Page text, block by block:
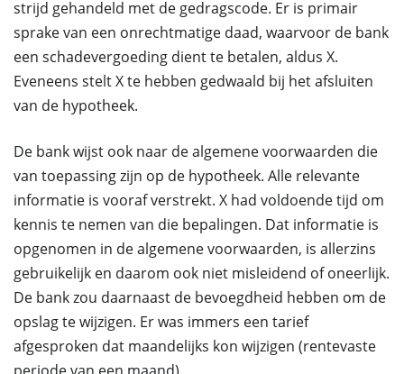
strijd gehandeld met de gedragscode. Er is primair
sprake van een onrechtmatige daad, waarvoor de bank
een schadevergoeding dient te betalen, aldus X.
Eveneens stelt X te hebben gedwaald bij het afsluiten
van de hypotheek.
De bank wijst ook naar de algemene voorwaarden die
van toepassing zijn op de hypotheek. Alle relevante
informatie is vooraf verstrekt. X had voldoende tijd om
kennis te nemen van die bepalingen. Dat informatie is
opgenomen in de algemene voorwaarden, is allerzins
gebruikelijk en daarom ook niet misleidend of oneerlijk.
De bank zou daarnaast de bevoegdheid hebben om de
opslag te wijzigen. Er was immers een tarief
afgesproken dat maandelijks kon wijzigen (rentevaste